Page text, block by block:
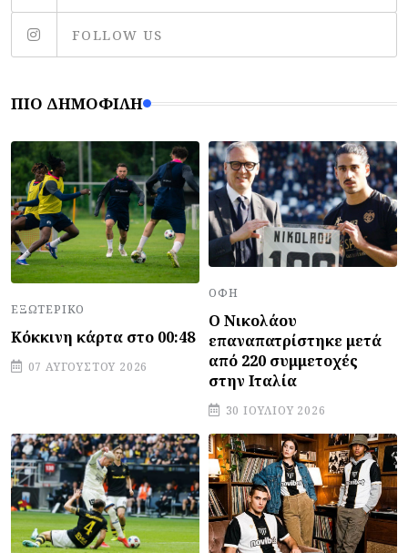
FOLLOW US
ΠΙΟ ΔΗΜΟΦΙΛΉ
ΕΞΩΤΕΡΙΚΌ
Κόκκινη κάρτα στο 00:48
07 ΑΥΓΟΎΣΤΟΥ 2026
ΟΦΗ
Ο Νικολάου
επαναπατρίστηκε μετά
από 220 συμμετοχές
στην Ιταλία
30 ΙΟΥΛΊΟΥ 2026